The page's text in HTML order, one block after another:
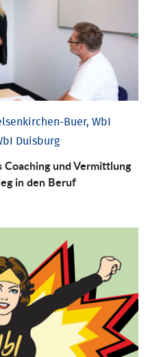
Buer, WbI
Duisburg
und Vermittlung
in den Beruf